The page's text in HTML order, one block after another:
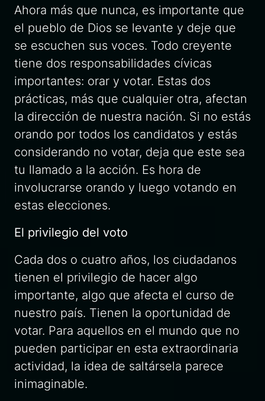
Ahora más que nunca, es importante que
el pueblo de Dios se levante y deje que
se escuchen sus voces. Todo creyente
tiene dos responsabilidades cívicas
importantes: orar y votar. Estas dos
prácticas, más que cualquier otra, afectan
la dirección de nuestra nación. Si no estás
orando por todos los candidatos y estás
considerando no votar, deja que este sea
tu llamado a la acción. Es hora de
involucrarse orando y luego votando en
estas elecciones.
El privilegio del voto
Cada dos o cuatro años, los ciudadanos
tienen el privilegio de hacer algo
importante, algo que afecta el curso de
nuestro país. Tienen la oportunidad de
votar. Para aquellos en el mundo que no
pueden participar en esta extraordinaria
actividad, la idea de saltársela parece
inimaginable.